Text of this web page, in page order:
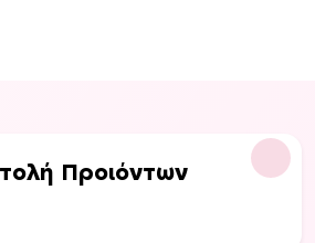
Προιόντων